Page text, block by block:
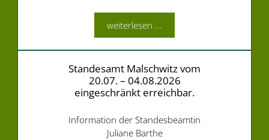
weiterlesen ...
Standesamt Malschwitz vom
20.07. – 04.08.2026
eingeschränkt erreichbar.
Information der Standesbeamtin
Juliane Barthe